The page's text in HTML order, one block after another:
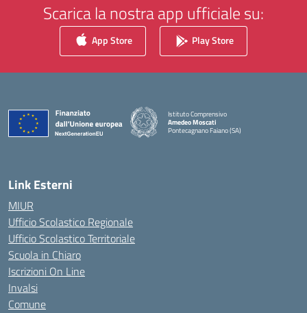
Scarica la nostra app ufficiale su:
App Store Play Store
Istituto Comprensivo
Amedeo Moscati
Pontecagnano Faiano (SA)
— Visita la pagina iniziale della scuola
Link Esterni
MIUR
Ufficio Scolastico Regionale
Ufficio Scolastico Territoriale
Scuola in Chiaro
Iscrizioni On Line
Invalsi
Comune